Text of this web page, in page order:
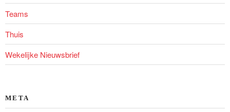
Teams
Thuis
Wekelijke Nieuwsbrief
META